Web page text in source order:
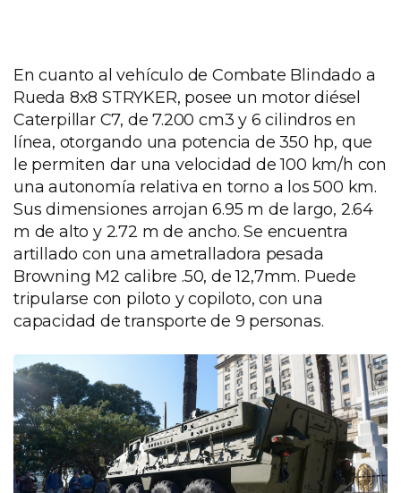
En cuanto al vehículo de Combate Blindado a
Rueda 8x8 STRYKER, posee un motor diésel
Caterpillar C7, de 7.200 cm3 y 6 cilindros en
línea, otorgando una potencia de 350 hp, que
le permiten dar una velocidad de 100 km/h con
una autonomía relativa en torno a los 500 km.
Sus dimensiones arrojan 6.95 m de largo, 2.64
m de alto y 2.72 m de ancho. Se encuentra
artillado con una ametralladora pesada
Browning M2 calibre .50, de 12,7mm. Puede
tripularse con piloto y copiloto, con una
capacidad de transporte de 9 personas.